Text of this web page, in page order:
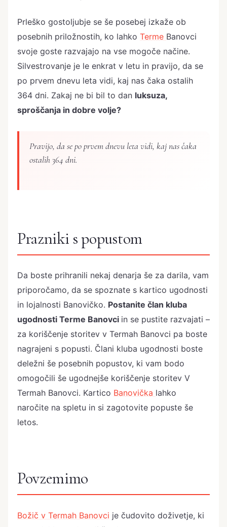
Prleško gostoljubje se še posebej izkaže ob
posebnih priložnostih, ko lahko Terme Banovci
svoje goste razvajajo na vse mogoče načine.
Silvestrovanje je le enkrat v letu in pravijo, da se
po prvem dnevu leta vidi, kaj nas čaka ostalih
364 dni. Zakaj ne bi bil to dan luksuza,
sproščanja in dobre volje?
Pravijo, da se po prvem dnevu leta vidi, kaj nas čaka
ostalih 364 dni.
Prazniki s popustom
Da boste prihranili nekaj denarja še za darila, vam
priporočamo, da se spoznate s kartico ugodnosti
in lojalnosti Banovičko. Postanite član kluba
ugodnosti Terme Banovci in se pustite razvajati –
za koriščenje storitev v Termah Banovci pa boste
nagrajeni s popusti. Člani kluba ugodnosti boste
deležni še posebnih popustov, ki vam bodo
omogočili še ugodnejše koriščenje storitev V
Termah Banovci. Kartico Banovička lahko
naročite na spletu in si zagotovite popuste še
letos.
Povzemimo
Božič v Termah Banovci je čudovito doživetje, ki